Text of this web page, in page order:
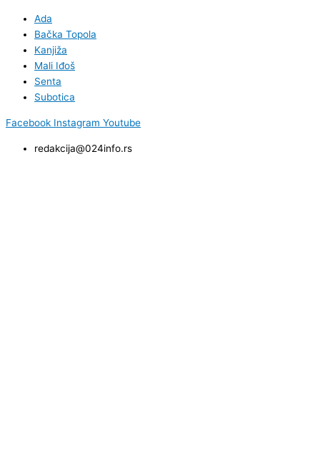
Ada
Bačka Topola
Kanjiža
Mali Iđoš
Senta
Subotica
Facebook Instagram Youtube
redakcija@024info.rs